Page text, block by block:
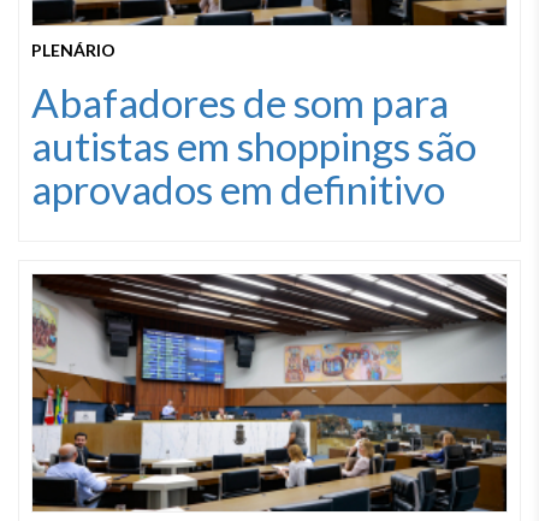
PLENÁRIO
Abafadores de som para
autistas em shoppings são
aprovados em definitivo